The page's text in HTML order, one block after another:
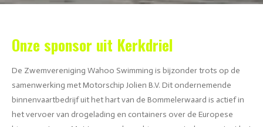
Onze sponsor uit Kerkdriel
De Zwemvereniging Wahoo Swimming is bijzonder trots op de
samenwerking met Motorschip Jolien B.V. Dit ondernemende
binnenvaartbedrijf uit het hart van de Bommelerwaard is actief in
het vervoer van drogelading en containers over de Europese